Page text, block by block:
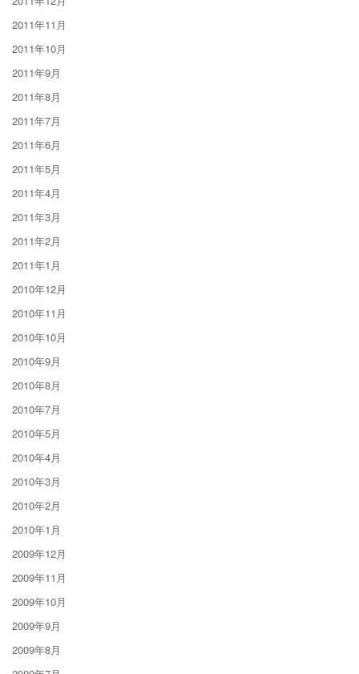
2011年11月
2011年10月
2011年9月
2011年8月
2011年7月
2011年6月
2011年5月
2011年4月
2011年3月
2011年2月
2011年1月
2010年12月
2010年11月
2010年10月
2010年9月
2010年8月
2010年7月
2010年5月
2010年4月
2010年3月
2010年2月
2010年1月
2009年12月
2009年11月
2009年10月
2009年9月
2009年8月